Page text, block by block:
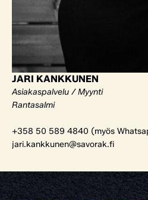
JARI KANKKUNEN
Asiakaspalvelu / Myynti
Rantasalmi
+358 50 589 4840 (myös
jari.kankkunen@savorak.fi